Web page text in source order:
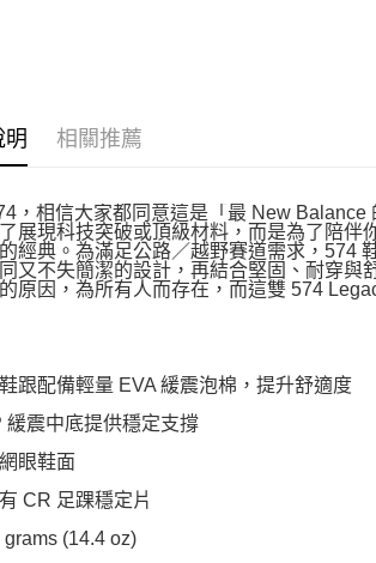
明 相關推薦
，相信大家都同意這是「最 New
展現科技突破或頂級材料，而是為了陪伴
經典。為滿足公路／越野賽道需求，574
又不失簡潔的設計，再結合堅固、耐穿
原因，為所有人而存在，而這雙 574
跟配備輕量 EVA 緩震泡棉，提升舒適度
緩震中底提供穩定支撐
眼鞋面
CR 足踝穩定片
(14.4 oz)